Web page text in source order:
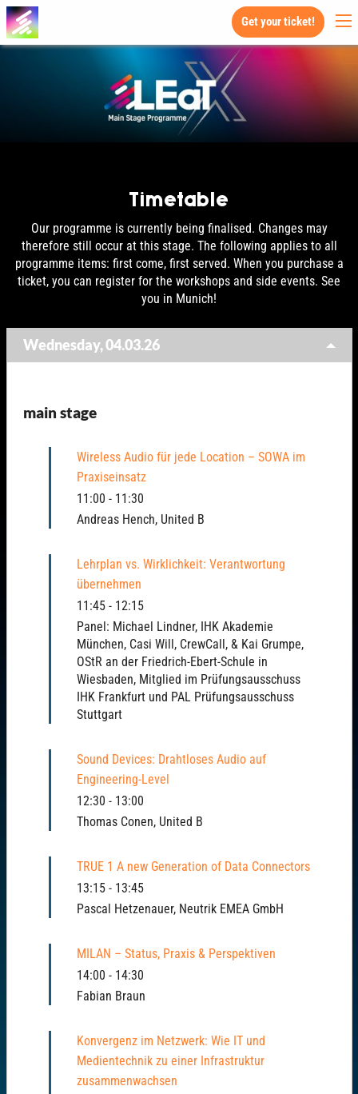
Get your ticket!
Timetable
Our programme is currently being finalised. Changes may
therefore still occur at this stage. The following applies to all
programme items: first come, first served. When you purchase a
ticket, you can register for the workshops and side events. See
you in Munich!
Wednesday, 04.03.26
main stage
Wireless Audio für jede Location – SOWA im
Praxiseinsatz
11:00 - 11:30
Andreas Hench, United B
Lehrplan vs. Wirklichkeit: Verantwortung
übernehmen
11:45 - 12:15
Panel: Michael Lindner, IHK Akademie
München, Casi Will, CrewCall, & Kai Grumpe,
OStR an der Friedrich-Ebert-Schule in
Wiesbaden, Mitglied im Prüfungsausschuss
IHK Frankfurt und PAL Prüfungsausschuss
Stuttgart
Sound Devices: Drahtloses Audio auf
Engineering-Level
12:30 - 13:00
Thomas Conen, United B
TRUE 1 A new Generation of Data Connectors
13:15 - 13:45
Pascal Hetzenauer, Neutrik EMEA GmbH
MILAN – Status, Praxis & Perspektiven
14:00 - 14:30
Fabian Braun
Konvergenz im Netzwerk: Wie IT und
Medientechnik zu einer Infrastruktur
zusammenwachsen